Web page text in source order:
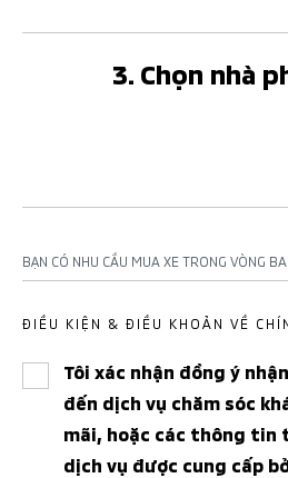
3. Chọn nhà
BẠN CÓ NHU CẦU MUA XE TRONG VÒNG
ĐIỀU KIỆN & ĐIỀU KHOẢN VỀ
Tôi xác nhận đồng ý
đến dịch vụ chăm sóc
mãi, hoặc các thông tin
dịch vụ được cung cấp